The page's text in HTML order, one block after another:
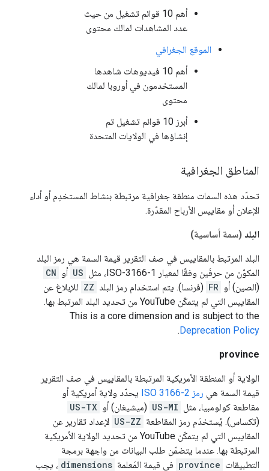
أهم 10 قوائم تشغيل من حيث
عدد المشاهدات لمالك محتوى
الموقع الجغرافي
أهم 10 فيديوهات شاهدها
المستخدمون في أوروبا لمالك
محتوى
أبرز 10 قوائم تشغيل تم
إنشاؤها في الولايات المتحدة
المناطق الجغرافية
تحدّد هذه السمات منطقة جغرافية مرتبطة بنشاط المستخدِم أو أداء
الإعلان أو مقاييس الأرباح المقدّرة.
البلد (سمة أساسية)
البلد المرتبط بالمقاييس في صف التقرير قيمة السمة هي رمز البلد
المكوّن من حرفَين وفقًا لمعيار ISO-3166-1، مثل
US أو CN
(الصين) أو FR (فرنسا). يتم استخدام رمز البلد ZZ للإبلاغ عن
المقاييس التي لم يتمكّن YouTube من تحديد البلد المرتبط بها.
This is a core dimension and is subject to the
Deprecation Policy
.
province
الولاية أو المنطقة الأمريكية المرتبطة بالمقاييس في صف التقرير
قيمة السمة هي رمز ISO 3166-2
يحدّد ولاية أمريكية أو
مقاطعة كولومبيا، مثل US-MI (ميشيغان) أو US-TX
(تكساس). يُستخدَم رمز المقاطعة US-ZZ لإعداد تقارير عن
المقاييس التي لم يتمكّن YouTube من تحديد الولاية الأمريكية
المرتبطة بها. عندما يتضمّن طلب البيانات من واجهة برمجة
التطبيقات province في قيمة المَعلمة dimensions ، يجب